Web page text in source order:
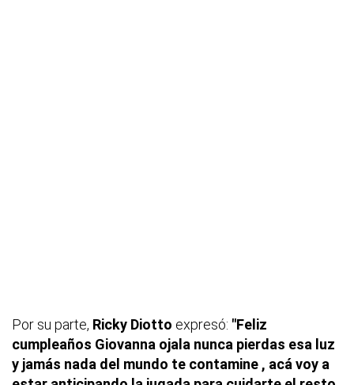
Por su parte, Ricky Diotto expresó: "Feliz
cumpleaños Giovanna ojala nunca pierdas esa luz
y jamás nada del mundo te contamine , acá voy a